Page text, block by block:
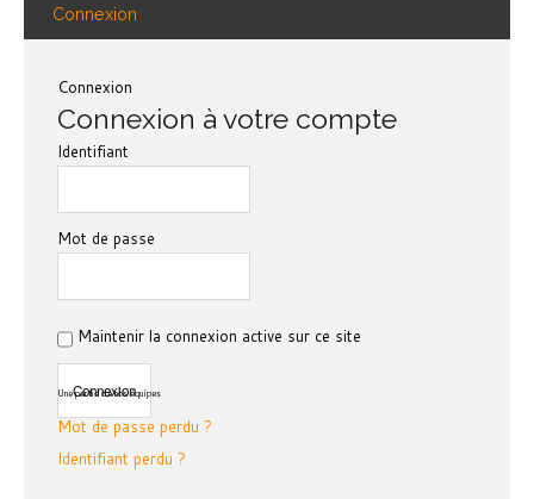
Une partie de nos équipes
Connexion
Connexion
Connexion à votre compte
Identifiant
Mot de passe
Maintenir la connexion active sur ce site
Mot de passe perdu ?
Identifiant perdu ?